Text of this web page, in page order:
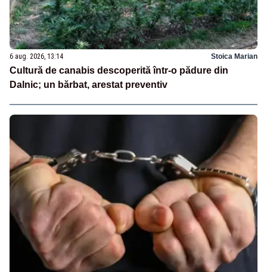
6 aug. 2026, 13:14 Stoica Marian
Cultură de canabis descoperită într-o pădure din
Dalnic; un bărbat, arestat preventiv